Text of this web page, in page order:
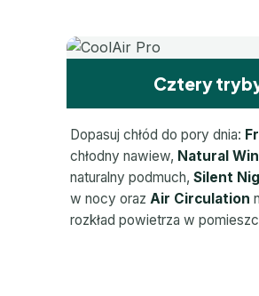
Cztery
Dopasuj chłód do pory dnia:
chłodny nawiew, Natural
naturalny podmuch, Silent
w nocy oraz Air Circulation
rozkład powietrza w